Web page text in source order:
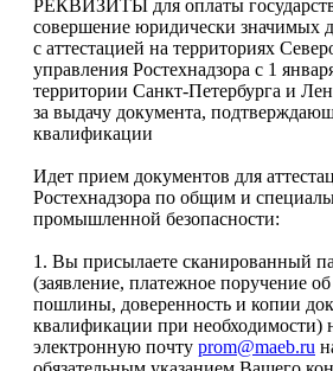
РЕКВИЗИТЫ для оплаты
совершение юридически значимых
с аттестацией на территориях
управления Ростехнадзора с 1
территории Санкт-Петербурга и
за выдачу документа,
квалификации
Идет прием документов для
Ростехнадзора по общим и
промышленной безопасности:
1. Вы присылаете сканированный
(заявление, платежное поручение об
пошлины, доверенность и копии
квалификации при необходимости)
электронную почту prom@maeb.ru